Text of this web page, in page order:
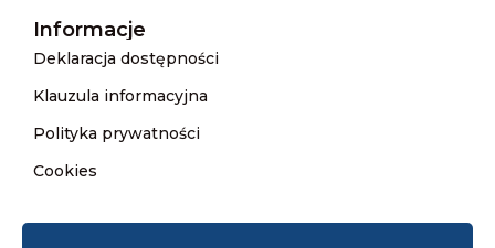
Informacje
Deklaracja dostępności
Klauzula informacyjna
Polityka prywatności
Cookies